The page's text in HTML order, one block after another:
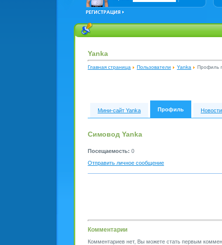
Yanka
Главная страница Пользователи Yanka Профиль
Мини-сайт Yanka Профиль Новости
Симовод Yanka
Посещаемость: 0
Отправить личное сообщение
Комментарии
Комментариев нет, Вы можете стать первым